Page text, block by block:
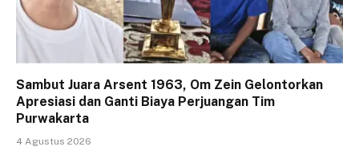
Sambut Juara Arsent 1963, Om Zein Gelontorkan
Apresiasi dan Ganti Biaya Perjuangan Tim
Purwakarta
4 Agustus 2026